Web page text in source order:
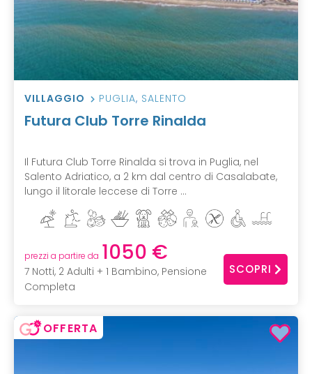
VILLAGGIO PUGLIA, SALENTO
Futura Club Torre Rinalda
Il Futura Club Torre Rinalda si trova in Puglia, nel
Salento Adriatico, a 2 km dal centro di Casalabate,
lungo il litorale leccese di Torre ...
prezzi a partire da 1050 €
7 Notti, 2 Adulti + 1 Bambino, Pensione
Completa
SCOPRI
OFFERTA